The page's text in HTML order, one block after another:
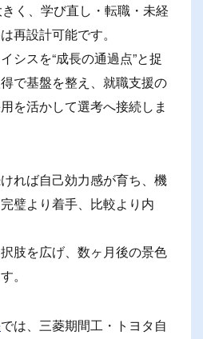
く、学び直し・転職・未経
再設計可能です。
シスを“成長の通過点”と捉
で基盤を整え、就職支援の
を活かして選考へ接続しま
れば自己効力感が育ち、機
璧より着手、比較より内
肢を広げ、数ヶ月後の景色
。
では、三菱期間工・トヨタ自